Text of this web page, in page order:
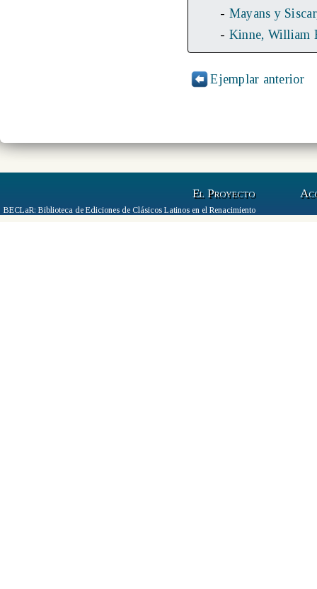
- Mayans y
- Kinne, William
Ejemplar anterior
El Proyecto
BECLaR: Biblioteca de Ediciones de Clásicos Latinos en el Renacimiento